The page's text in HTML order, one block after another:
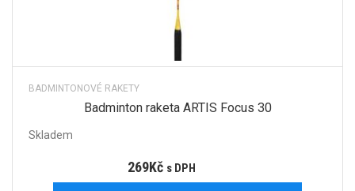
BADMINTONOVÉ RAKETY
Badminton raketa ARTIS Focus 30
269Kč s DPH
Skladem